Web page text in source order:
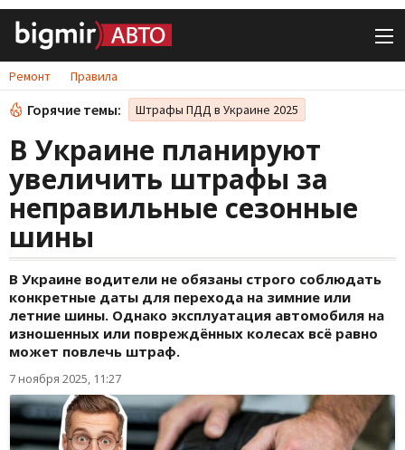
Ремонт Правила
Горячие темы: Штрафы ПДД в Украине 2025
В Украине планируют
увеличить штрафы за
неправильные сезонные
шины
В Украине водители не обязаны строго соблюдать
конкретные даты для перехода на зимние или
летние шины. Однако эксплуатация автомобиля на
изношенных или повреждённых колесах всё равно
может повлечь штраф.
7 ноября 2025, 11:27